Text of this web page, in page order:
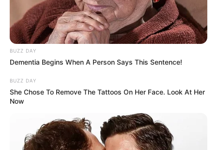
BUZZ DAY
Dementia Begins When A Person Says This Sentence!
BUZZ DAY
She Chose To Remove The Tattoos On Her Face. Look At Her
Now